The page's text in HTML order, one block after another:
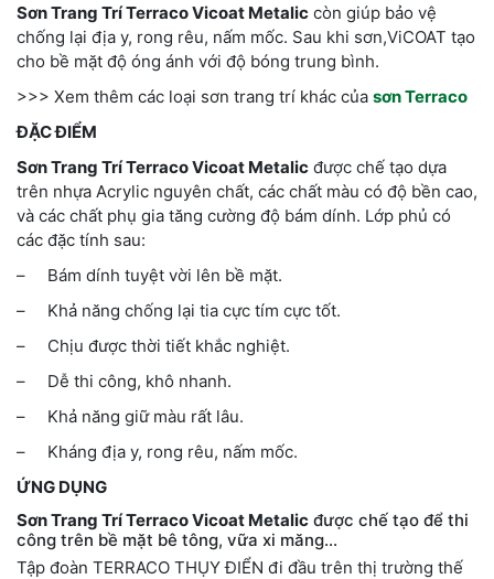
Sơn Trang Trí Terraco Vicoat Metalic còn giúp bảo vệ
chống lại địa y, rong rêu, nấm mốc. Sau khi sơn,ViCOAT tạo
cho bề mặt độ óng ánh với độ bóng trung bình.
>>> Xem thêm các loại sơn trang trí khác của sơn Terraco
ĐẶC ĐIỂM
Sơn Trang Trí Terraco Vicoat Metalic được chế tạo dựa
trên nhựa Acrylic nguyên chất, các chất màu có độ bền cao,
và các chất phụ gia tăng cường độ bám dính. Lớp phủ có
các đặc tính sau:
– Bám dính tuyệt vời lên bề mặt.
– Khả năng chống lại tia cực tím cực tốt.
– Chịu được thời tiết khắc nghiệt.
– Dễ thi công, khô nhanh.
– Khả năng giữ màu rất lâu.
– Kháng địa y, rong rêu, nấm mốc.
ỨNG DỤNG
Sơn Trang Trí Terraco Vicoat Metalic được chế tạo để thi
công trên bề mặt bê tông, vữa xi măng…
Tập đoàn TERRACO THỤY ĐIỂN đi đầu trên thị trường thế